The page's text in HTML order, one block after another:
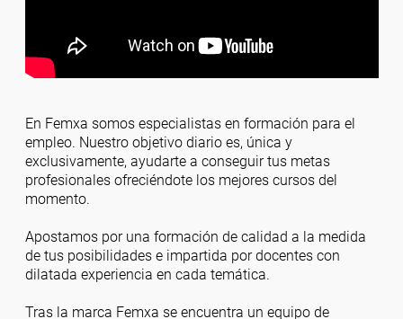
En Femxa somos especialistas en formación para el
empleo. Nuestro objetivo diario es, única y
exclusivamente, ayudarte a conseguir tus metas
profesionales ofreciéndote los mejores cursos del
momento.
Apostamos por una formación de calidad a la medida
de tus posibilidades e impartida por docentes con
dilatada experiencia en cada temática.
Tras la marca Femxa se encuentra un equipo de